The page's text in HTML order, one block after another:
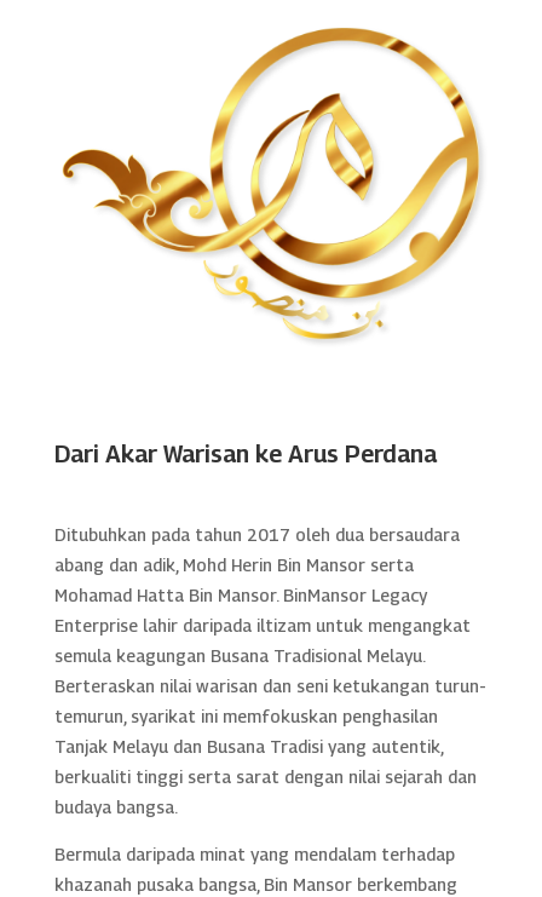
Dari Akar Warisan ke Arus Perdana
Ditubuhkan pada tahun 2017 oleh dua bersaudara
abang dan adik, Mohd Herin Bin Mansor serta
Mohamad Hatta Bin Mansor. BinMansor Legacy
Enterprise lahir daripada iltizam untuk mengangkat
semula keagungan Busana Tradisional Melayu.
Berteraskan nilai warisan dan seni ketukangan turun-
temurun, syarikat ini memfokuskan penghasilan
Tanjak Melayu dan Busana Tradisi yang autentik,
berkualiti tinggi serta sarat dengan nilai sejarah dan
budaya bangsa.
Bermula daripada minat yang mendalam terhadap
khazanah pusaka bangsa, Bin Mansor berkembang